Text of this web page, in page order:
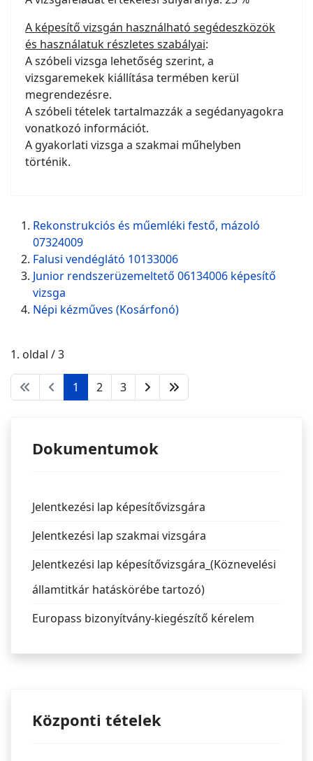
A képesítő vizsgán használható segédeszközök
és használatuk részletes szabályai:
A szóbeli vizsga lehetőség szerint, a
vizsgaremekek kiállítása termében kerül
megrendezésre.
A szóbeli tételek tartalmazzák a segédanyagokra
vonatkozó információt.
A gyakorlati vizsga a szakmai műhelyben
történik.
Rekonstrukciós és műemléki festő, mázoló
07324009
Falusi vendéglátó 10133006
Junior rendszerüzemeltető 06134006 képesítő
vizsga
Népi kézműves (Kosárfonó)
1. oldal / 3
1 2 3
Dokumentumok
Jelentkezési lap képesítővizsgára
Jelentkezési lap szakmai vizsgára
Jelentkezési lap képesítővizsgára_(Köznevelési
államtitkár hatáskörébe tartozó)
Europass bizonyítvány-kiegészítő kérelem
Központi tételek